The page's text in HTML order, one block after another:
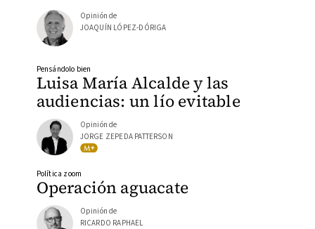
Opinión de
JOAQUÍN LÓPEZ-DÓRIGA
Luisa María Alcalde y las
audiencias: un lío evitable
Pensándolo bien
Opinión de
JORGE ZEPEDA PATTERSON
Operación aguacate
Política zoom
Opinión de
RICARDO RAPHAEL